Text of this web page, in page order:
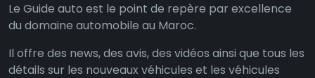
Le Guide auto est le point de repère par excellence
du domaine automobile au Maroc.
Il offre des news, des avis, des vidéos ainsi que tous les
détails sur les nouveaux véhicules et les véhicules